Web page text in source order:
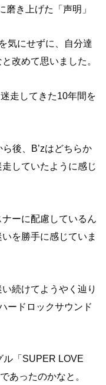
磨き上げた「声明」
気にせずに、自分達
改めて思いました。
走してきた10年間を
後、B’zはどちらか
していたように感じ
ーに配慮しているん
を勝手に感じていま
続けてようやく辿り
ードロックサウンド
ル「SUPER LOVE
あったのかなと。